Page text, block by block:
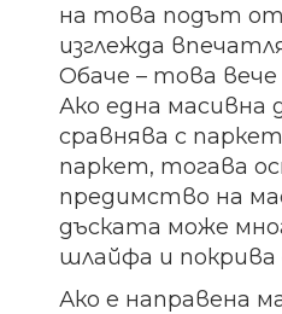
на това подът
изглежда
Обаче – това вече
Ако една масивна
сравнява с
паркет, тогава
предимство на
дъската може
шлайфа и покрива
Ако е направена